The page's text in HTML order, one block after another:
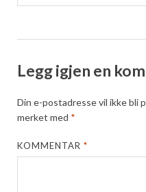
Legg igjen en
Din e-postadresse vil ikke bli
merket med *
KOMMENTAR*